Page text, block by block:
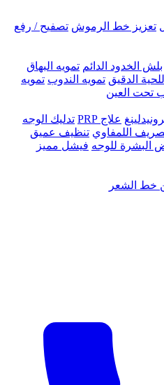
تعزيز خط الرموش تصفيح / رفع
بلش الخدود الدائم تمويه البهاق
الدقيق تمويه الندوب تمويه
تحت العين
علاج PRP
تدليك الوجه
اللمفاوي تنظيف عميق
البشرة للوجه فيشل مميز
خط الشعر